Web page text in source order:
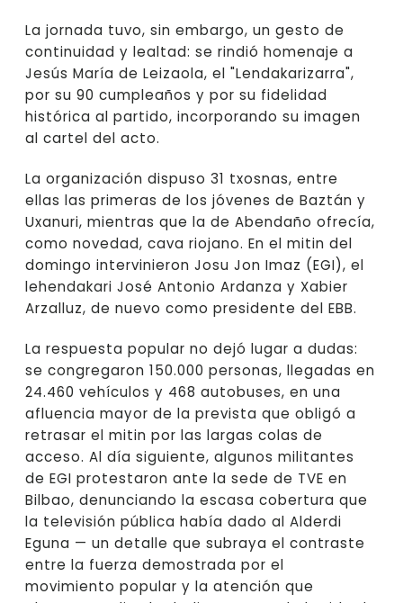
La jornada tuvo, sin embargo, un gesto de
continuidad y lealtad: se rindió homenaje a
Jesús María de Leizaola, el "Lendakarizarra",
por su 90 cumpleaños y por su fidelidad
histórica al partido, incorporando su imagen
al cartel del acto.
La organización dispuso 31 txosnas, entre
ellas las primeras de los jóvenes de Baztán y
Uxanuri, mientras que la de Abendaño ofrecía,
como novedad, cava riojano. En el mitin del
domingo intervinieron Josu Jon Imaz (EGI), el
lehendakari José Antonio Ardanza y Xabier
Arzalluz, de nuevo como presidente del EBB.
La respuesta popular no dejó lugar a dudas:
se congregaron 150.000 personas, llegadas en
24.460 vehículos y 468 autobuses, en una
afluencia mayor de la prevista que obligó a
retrasar el mitin por las largas colas de
acceso. Al día siguiente, algunos militantes
de EGI protestaron ante la sede de TVE en
Bilbao, denunciando la escasa cobertura que
la televisión pública había dado al Alderdi
Eguna — un detalle que subraya el contraste
entre la fuerza demostrada por el
movimiento popular y la atención que